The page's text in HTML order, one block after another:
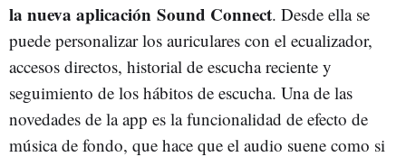
la nueva aplicación Sound Connect. Desde ella se
puede personalizar los auriculares con el ecualizador,
accesos directos, historial de escucha reciente y
seguimiento de los hábitos de escucha. Una de las
novedades de la app es la funcionalidad de efecto de
música de fondo, que hace que el audio suene como si